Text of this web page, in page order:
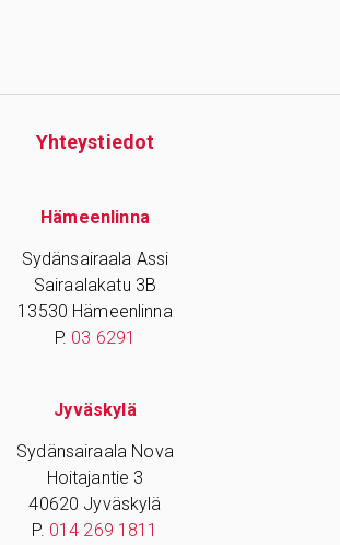
Yhteys­tiedot
Hämeenlinna
Sydänsairaala Assi
Sairaalakatu 3B
13530 Hämeenlinna
P. 03 6291
Jyväskylä
Sydänsairaala Nova
Hoitajantie 3
40620 Jyväskylä
P. 014 269 1811